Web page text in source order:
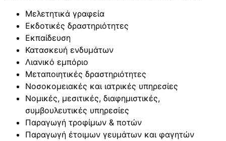
Μελετητικά γραφεία
Εκδοτικές δραστηριότητες
Εκπαίδευση
Κατασκευή ενδυμάτων
Λιανικό εμπόριο
Μεταποιητικές δραστηριότητες
Νοσοκομειακές και ιατρικές υπηρεσίες
Νομικές, μεσιτικές, διαφημιστικές,
συμβουλευτικές υπηρεσίες
Παραγωγή τροφίμων & ποτών
Παραγωγή έτοιμων γευμάτων και φαγητών